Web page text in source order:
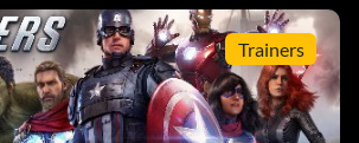
Trainers